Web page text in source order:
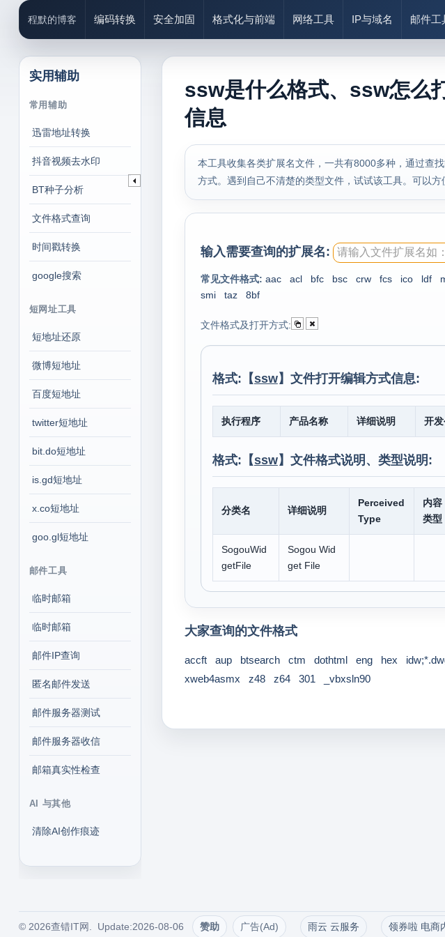
程默的博客 编码转换 安全加固 格式化与前端 网络工具 IP与域名 邮件工
实用辅助
常用辅助
迅雷地址转换
抖音视频去水印
BT种子分析
文件格式查询
时间戳转换
google搜索
短网址工具
短地址还原
微博短地址
百度短地址
twitter短地址
bit.do短地址
is.gd短地址
x.co短地址
goo.gl短地址
邮件工具
临时邮箱
临时邮箱
邮件IP查询
匿名邮件发送
邮件服务器测试
邮件服务器收信
邮箱真实性检查
AI 与其他
清除AI创作痕迹
ssw是什么格式、ssw怎么
信息
本工具收集各类扩展名文件，一共有8000多种，通过查
方式。遇到自己不清楚的类型文件，试试该工具。可以方
输入需要查询的扩展名:
常见文件格式: aac acl bfc bsc crw fcs ico ldf
smi
taz 8bf
文件格式及打开方式:
格式:【ssw】文件打开编辑方式信息:
执行程序 产品名称 详细说明 开发
格式:【ssw】文件格式说明、类型说明:
分类名 详细说明
Perceived
Type
内容
类型
SogouWid
getFile
Sogou Wid
get File
大家查询的文件格式
accft aup btsearch ctm dothtml eng hex
xweb4asmx
z48 z64 301 _vbxsln90
© 2026查错IT网. Update:2026-08-06 赞助 广告(Ad) 雨云 云服务 领券啦 电商